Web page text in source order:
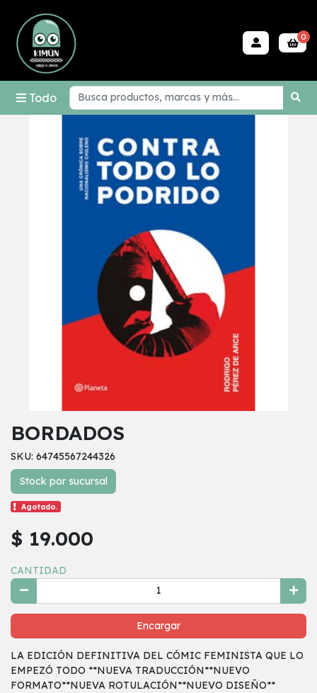
Todo
0
BORDADOS
SKU: 64745567244326
Stock por sucursal
Agotado.
$ 19.000
CANTIDAD
Encargar
LA EDICIÓN DEFINITIVA DEL CÓMIC FEMINISTA QUE LO
EMPEZÓ TODO **NUEVA TRADUCCIÓN**NUEVO
FORMATO**NUEVA ROTULACIÓN**NUEVO DISEÑO**